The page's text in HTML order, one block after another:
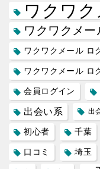
ワクワ
ワクワクメー
ワクワクメール ロ
ワクワクメール ロ
会員ログイン
出会い系 出
初心者 千葉
口コミ 埼玉